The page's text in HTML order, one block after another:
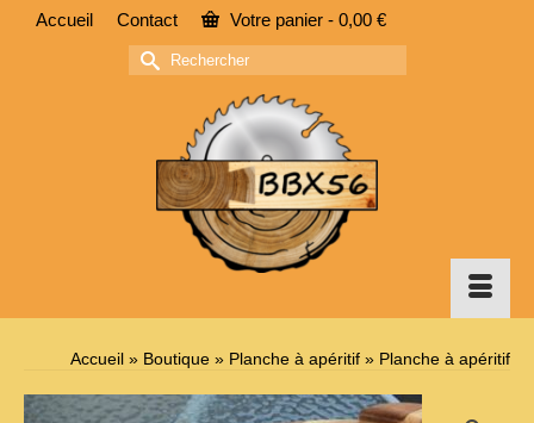
Accueil Contact Votre panier - 0,00 €
Rechercher :
Accueil » Boutique » Planche à apéritif » Planche à apéritif